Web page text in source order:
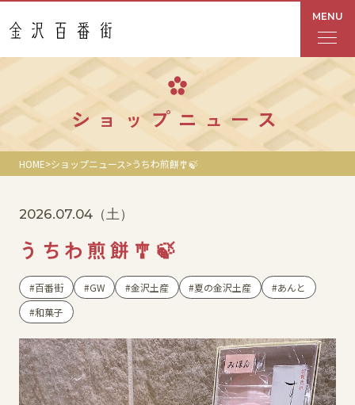
MENU
フロアガイド
あんと
Rinto
あんと西
レストラン・カフェ
ショップニュース
イベント
ショップニュース
HOME ショップニュース うちわ煎餅🎐🍃
2026.07.04（土）
うちわ煎餅🎐🍃
百番街 GW 金沢土産 夏の金沢土産
あんと
和菓子